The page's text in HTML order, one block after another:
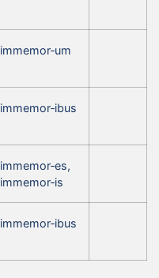
immemor‑um
immemor‑ibus
immemor‑es,
immemor‑is
immemor‑ibus